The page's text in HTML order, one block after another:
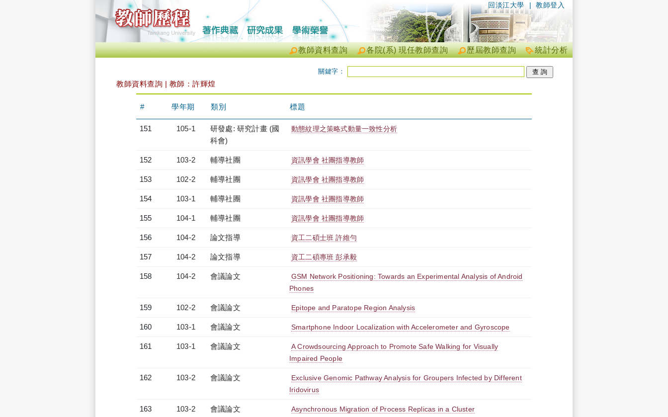
| 教師登入
回淡江大學
統計分析
歷屆教師查詢
各院(系) 現任教師查詢
教師資料查詢
關鍵字：
教師資料查詢 | 教師：許輝煌
# 學年期 類別 標題
151 105-1
研發處: 研究計畫 (國
科會)
動態紋理之策略式動量一致性分析
152 103-2 輔導社團 資訊學會 社團指導教師
153 102-2 輔導社團 資訊學會 社團指導教師
154 103-1 輔導社團 資訊學會 社團指導教師
155 104-1 輔導社團 資訊學會 社團指導教師
156 104-2 論文指導 資工二碩士班 許維勻
157 104-2 論文指導 資工二碩專班 彭承毅
158 104-2 會議論文
GSM Network Positioning: Towards an Experimental Analysis of Android
Phones
159 102-2 會議論文 Epitope and Paratope Region Analysis
160 103-1 會議論文 Smartphone Indoor Localization with Accelerometer and Gyroscope
161 103-1 會議論文
A Crowdsourcing Approach to Promote Safe Walking for Visually
Impaired People
162 103-2 會議論文
Exclusive Genomic Pathway Analysis for Groupers Infected by Different
Iridovirus
163 103-2 會議論文 Asynchronous Migration of Process Replicas in a Cluster